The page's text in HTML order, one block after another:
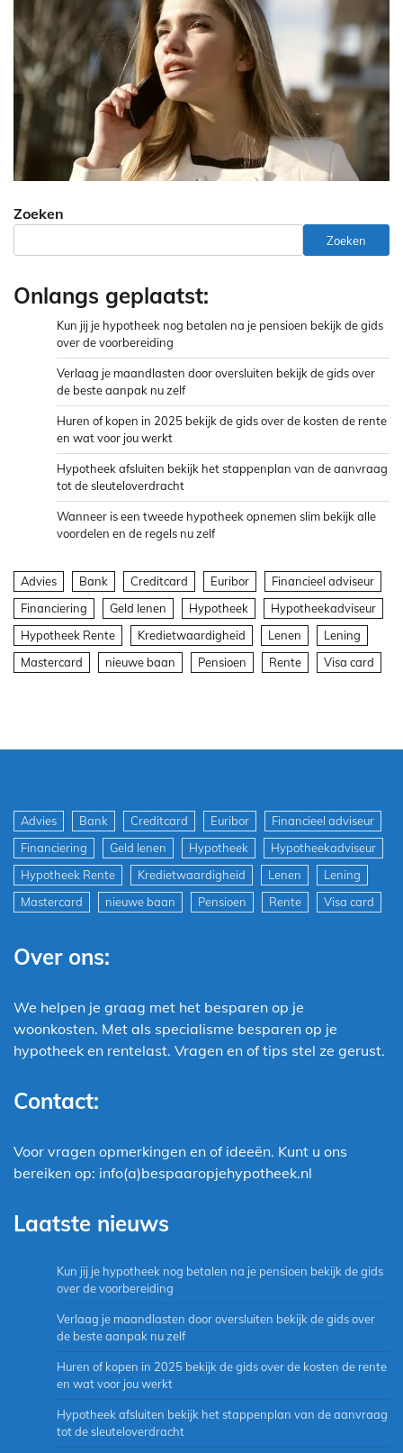
Zoeken
Zoeken
Onlangs geplaatst:
Kun jij je hypotheek nog betalen na je pensioen bekijk de gids
over de voorbereiding
Verlaag je maandlasten door oversluiten bekijk de gids over
de beste aanpak nu zelf
Huren of kopen in 2025 bekijk de gids over de kosten de rente
en wat voor jou werkt
Hypotheek afsluiten bekijk het stappenplan van de aanvraag
tot de sleuteloverdracht
Wanneer is een tweede hypotheek opnemen slim bekijk alle
voordelen en de regels nu zelf
Advies Bank Creditcard Euribor
Financieel adviseur
Financiering
Geld lenen Hypotheek
Hypotheekadviseur
Hypotheek Rente
Kredietwaardigheid Lenen
Lening
Mastercard
nieuwe baan Pensioen Rente Visa card
Advies Bank Creditcard Euribor
Financieel adviseur
Financiering
Geld lenen Hypotheek
Hypotheekadviseur
Hypotheek Rente
Kredietwaardigheid Lenen
Lening
Mastercard
nieuwe baan Pensioen Rente Visa card
Over ons:
We helpen je graag met het besparen op je
woonkosten. Met als specialisme besparen op je
hypotheek en rentelast. Vragen en of tips stel ze gerust.
Contact:
Voor vragen opmerkingen en of ideeën. Kunt u ons
bereiken op: info(a)bespaaropjehypotheek.nl
Laatste nieuws
Kun jij je hypotheek nog betalen na je pensioen bekijk de gids
over de voorbereiding
Verlaag je maandlasten door oversluiten bekijk de gids over
de beste aanpak nu zelf
Huren of kopen in 2025 bekijk de gids over de kosten de rente
en wat voor jou werkt
Hypotheek afsluiten bekijk het stappenplan van de aanvraag
tot de sleuteloverdracht